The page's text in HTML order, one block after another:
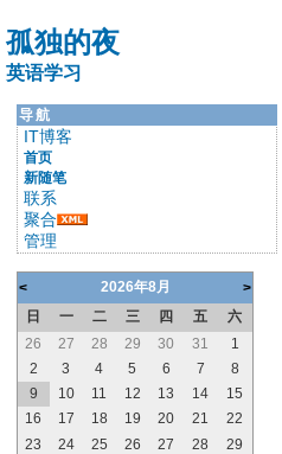
孤独的夜
英语学习
导航
IT博客
首页
新随笔
联系
聚合
管理
< 2026年8月
>
日
一 二 三 四 五
六
26
27 28 29 30 31
1
2
3 4 5 6 7
8
9
10 11 12 13 14
15
16
17 18 19 20 21
22
23
24 25 26 27 28
29